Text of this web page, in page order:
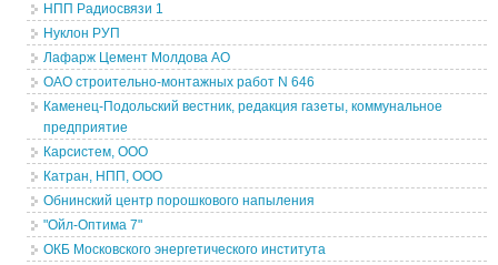
НПП Радиосвязи 1
Нуклон РУП
Лафарж Цемент Молдова АО
ОАО строительно-монтажных работ N 646
Каменец-Подольский вестник, редакция газеты, коммунальное
предприятие
Карсистем, ООО
Катран, НПП, ООО
Обнинский центр порошкового напыления
"Ойл-Оптима 7"
ОКБ Московского энергетического института